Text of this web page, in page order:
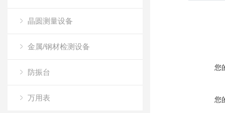
晶圆测量设备
金属/钢材检测设备
防振台
万用表
您
您